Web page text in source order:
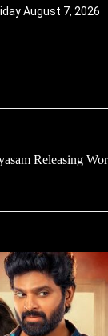
August 7, 2026
Releasing